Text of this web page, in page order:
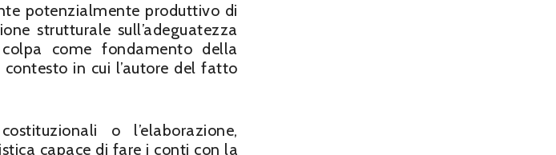
potenzialmente produttivo di
strutturale sull’adeguatezza
come fondamento della
in cui l’autore del fatto
o l’elaborazione,
capace di fare i conti con la